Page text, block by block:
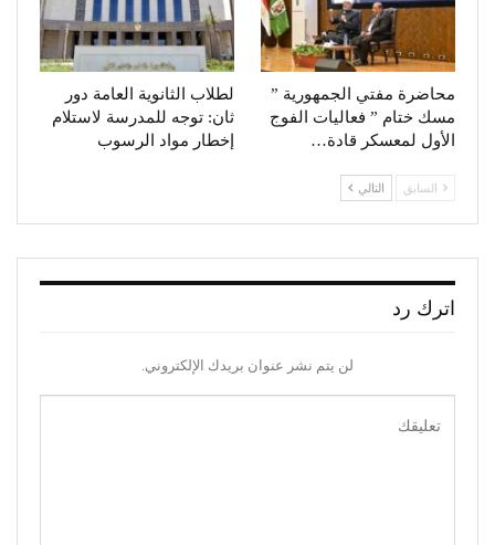
محاضرة مفتي الجمهورية ”
مسك ختام ” فعاليات الفوج
الأول لمعسكر قادة…
لطلاب الثانوية العامة دور
ثان: توجه للمدرسة لاستلام
إخطار مواد الرسوب
السابق التالي
اترك رد
لن يتم نشر عنوان بريدك الإلكتروني.